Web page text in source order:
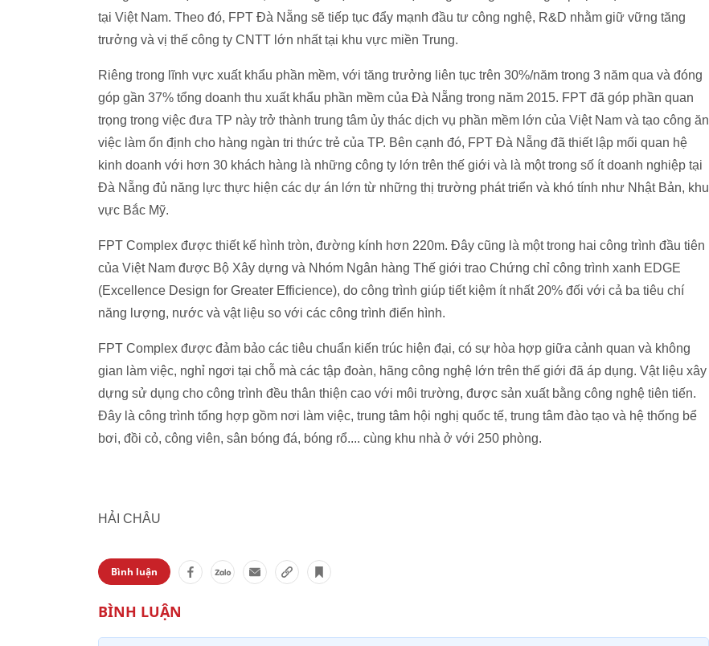
tại Việt Nam. Theo đó, FPT Đà Nẵng sẽ tiếp tục đẩy mạnh đầu tư công nghệ, R&D nhằm giữ vững tăng
trưởng và vị thế công ty CNTT lớn nhất tại khu vực miền Trung.
Riêng trong lĩnh vực xuất khẩu phần mềm, với tăng trưởng liên tục trên 30%/năm trong 3 năm qua và đóng
góp gần 37% tổng doanh thu xuất khẩu phần mềm của Đà Nẵng trong năm 2015. FPT đã góp phần quan
trọng trong việc đưa TP này trở thành trung tâm ủy thác dịch vụ phần mềm lớn của Việt Nam và tạo công ăn
việc làm ổn định cho hàng ngàn tri thức trẻ của TP. Bên cạnh đó, FPT Đà Nẵng đã thiết lập mối quan hệ
kinh doanh với hơn 30 khách hàng là những công ty lớn trên thế giới và là một trong số ít doanh nghiệp tại
Đà Nẵng đủ năng lực thực hiện các dự án lớn từ những thị trường phát triển và khó tính như Nhật Bản, khu
vực Bắc Mỹ.
FPT Complex được thiết kế hình tròn, đường kính hơn 220m. Đây cũng là một trong hai công trình đầu tiên
của Việt Nam được Bộ Xây dựng và Nhóm Ngân hàng Thế giới trao Chứng chỉ công trình xanh EDGE
(Excellence Design for Greater Efficience), do công trình giúp tiết kiệm ít nhất 20% đối với cả ba tiêu chí
năng lượng, nước và vật liệu so với các công trình điển hình.
FPT Complex được đảm bảo các tiêu chuẩn kiến trúc hiện đại, có sự hòa hợp giữa cảnh quan và không
gian làm việc, nghỉ ngơi tại chỗ mà các tập đoàn, hãng công nghệ lớn trên thế giới đã áp dụng. Vật liệu xây
dựng sử dụng cho công trình đều thân thiện cao với môi trường, được sản xuất bằng công nghệ tiên tiến.
Đây là công trình tổng hợp gồm nơi làm việc, trung tâm hội nghị quốc tế, trung tâm đào tạo và hệ thống bể
bơi, đồi cỏ, công viên, sân bóng đá, bóng rổ.... cùng khu nhà ở với 250 phòng.
HẢI CHÂU
Bình luận